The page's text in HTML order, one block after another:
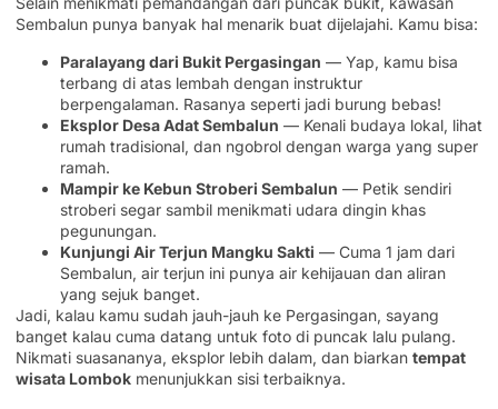
Sembalun punya banyak hal menarik buat dijelajahi. Kamu bisa:
Paralayang dari Bukit Pergasingan — Yap, kamu bisa
terbang di atas lembah dengan instruktur
berpengalaman. Rasanya seperti jadi burung bebas!
Eksplor Desa Adat Sembalun — Kenali budaya lokal, lihat
rumah tradisional, dan ngobrol dengan warga yang super
ramah.
Mampir ke Kebun Stroberi Sembalun — Petik sendiri
stroberi segar sambil menikmati udara dingin khas
pegunungan.
Kunjungi Air Terjun Mangku Sakti — Cuma 1 jam dari
Sembalun, air terjun ini punya air kehijauan dan aliran
yang sejuk banget.
Jadi, kalau kamu sudah jauh-jauh ke Pergasingan, sayang
banget kalau cuma datang untuk foto di puncak lalu pulang.
Nikmati suasananya, eksplor lebih dalam, dan biarkan tempat
wisata Lombok menunjukkan sisi terbaiknya.